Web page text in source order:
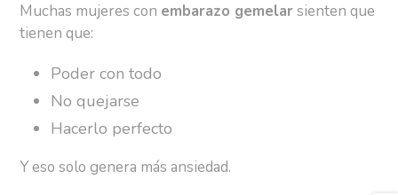
Muchas mujeres con embarazo gemelarsienten que
tienen que:
Poder con todo
No quejarse
Hacerlo perfecto
Y eso solo genera más ansiedad.